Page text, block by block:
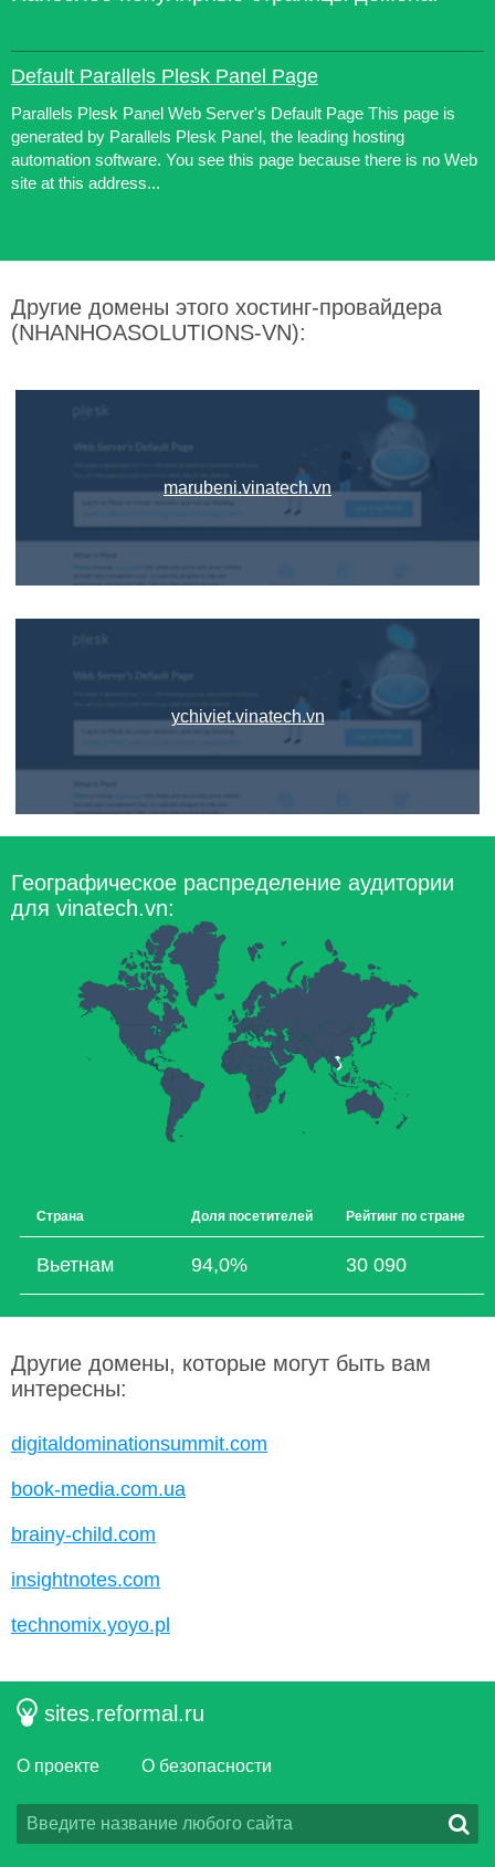
Default Parallels Plesk Panel Page
Parallels Plesk Panel Web Server's Default Page This page is
generated by Parallels Plesk Panel, the leading hosting
automation software. You see this page because there is no Web
site at this address...
Другие домены этого хостинг-провайдера
(NHANHOASOLUTIONS-VN):
marubeni.vinatech.vn
ychiviet.vinatech.vn
Географическое распределение аудитории
для vinatech.vn:
Страна Доля посетителей Рейтинг по стране
Вьетнам 94,0% 30 090
Другие домены, которые могут быть вам
интересны:
digitaldominationsummit.com
book-media.com.ua
brainy-child.com
insightnotes.com
technomix.yoyo.pl
sites.reformal.ru
О проекте О безопасности